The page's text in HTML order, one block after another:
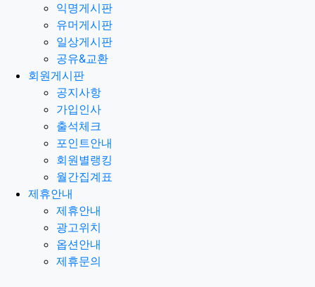
익명게시판
유머게시판
일상게시판
공유&교환
회원게시판
공지사항
가입인사
출석체크
포인트안내
회원별랭킹
월간집계표
제휴안내
제휴안내
광고위치
옵션안내
제휴문의